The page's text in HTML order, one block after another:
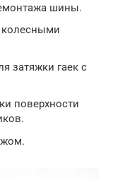
шины.
колесными
затяжки гаек с
поверхности